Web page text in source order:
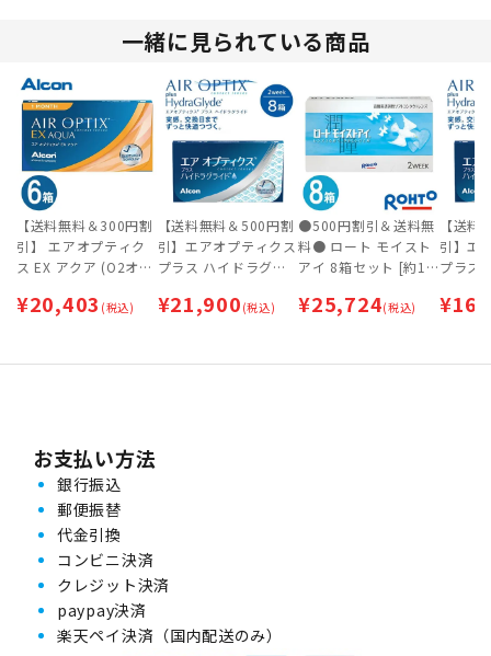
一緒に見られている商品
【送料無料＆300円割
引】 エアオプティク
ス EX アクア (O2オプ
¥20,403 (税込)
【送料無料＆500円割
引】エアオプティクス
プラス ハイドラグラ
コポス専用】
¥21,900 (税込)
●500円割引＆送料無
料● ロート モイスト
アイ 8箱セット [約1
¥25,724(税込)
【送
引】エ
プラス
コポス
¥
お支払い方法
銀行振込
郵便振替
代金引換
コンビニ決済
クレジット決済
paypay決済
楽天ペイ決済（国内配送のみ）